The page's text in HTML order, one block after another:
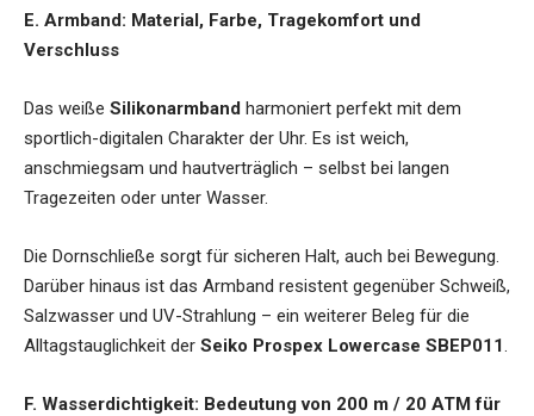
E. Armband: Material, Farbe, Tragekomfort und
Verschluss
Das weiße Silikonarmband harmoniert perfekt mit dem
sportlich-digitalen Charakter der Uhr. Es ist weich,
anschmiegsam und hautverträglich – selbst bei langen
Tragezeiten oder unter Wasser.
Die Dornschließe sorgt für sicheren Halt, auch bei Bewegung.
Darüber hinaus ist das Armband resistent gegenüber Schweiß,
Salzwasser und UV-Strahlung – ein weiterer Beleg für die
Alltagstauglichkeit der Seiko Prospex Lowercase SBEP011
F. Wasserdichtigkeit: Bedeutung von 200 m / 20 ATM für